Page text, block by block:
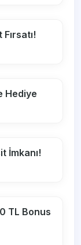
Hediye
İmkanı!
TL Bonus